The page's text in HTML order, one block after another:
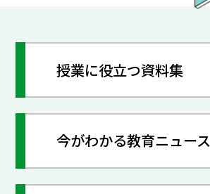
授業に役立つ資料集
今がわかる教育ニュース